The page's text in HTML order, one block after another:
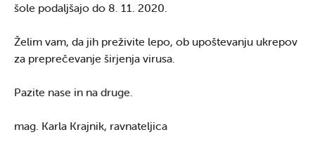
šole podaljšajo do 8. 11. 2020.
Želim vam, da jih preživite lepo, ob upoštevanju ukrepov
za preprečevanje širjenja virusa.
Pazite nase in na druge.
mag. Karla Krajnik, ravnateljica